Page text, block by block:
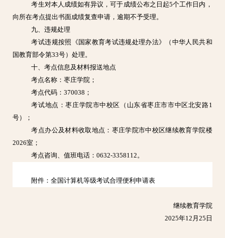
考生对本人成绩如有异议，可于成绩公布之日起5个工作日内，
向所在考点提出书面成绩复查申请，逾期不予受理。
九、违规处理
考试违规按照《国家教育考试违规处理办法》（中华人民共和
国教育部令第33号）处理。
十、考点信息及材料报送地点
考点名称：枣庄学院；
考点代码：370038；
考试地点：枣庄学院市中校区（山东省枣庄市市中区北安路1
号）；
考点办公及材料收取地点：枣庄学院市中校区继续教育学院楼
2026室；
考点咨询、值班电话：0632-3358112。
附件：全国计算机等级考试合理便利申请表
继续教育学院
2025年12月25日